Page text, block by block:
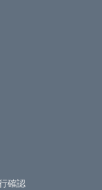
確認